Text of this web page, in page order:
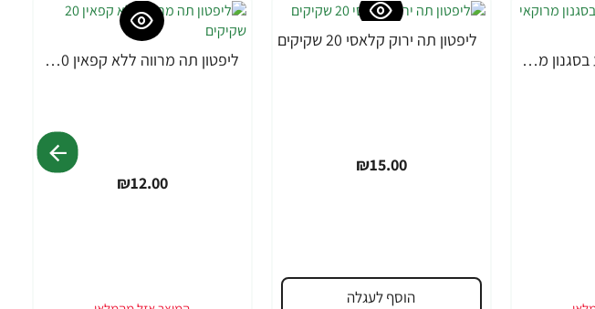
ליפטון תה ירוק נענע בסגנון מרוקאי 20 שקיקים
ליפטון תה ירוק קלאסי 20 שקיקים
₪15.00
הוסף לעגלה
ליפטון תה מרווה ללא קפאין 20 שקיקים
₪12.00